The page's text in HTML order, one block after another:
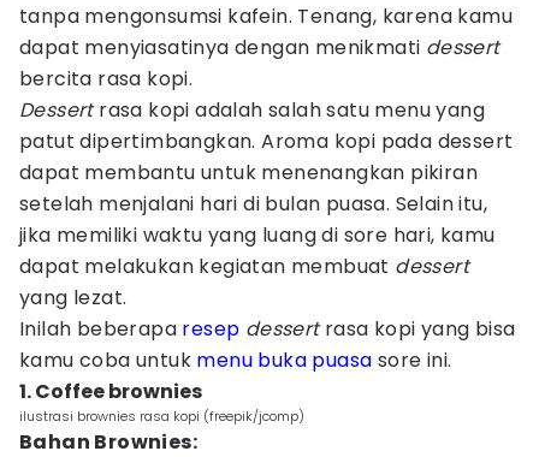
tanpa mengonsumsi kafein. Tenang, karena kamu
dapat menyiasatinya dengan menikmati dessert
bercita rasa kopi.
Dessertrasa kopi adalah salah satu menu yang
patut dipertimbangkan. Aroma kopi pada dessert
dapat membantu untuk menenangkan pikiran
setelah menjalani hari di bulan puasa. Selain itu,
jika memiliki waktu yang luang di sore hari, kamu
dapat melakukan kegiatan membuat dessert
yang lezat.
Inilah beberapa resep dessertrasa kopi yang bisa
kamu coba untuk menu buka puasa sore ini.
1. Coffee brownies
ilustrasi brownies rasa kopi (freepik/jcomp)
Bahan Brownies: